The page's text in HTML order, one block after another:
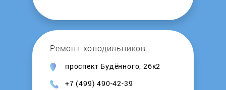
Kirovskiy zavod
Kiturami
Ремонт холодильников
проспект Будённого, 26к2
+7 (499) 490-42-39